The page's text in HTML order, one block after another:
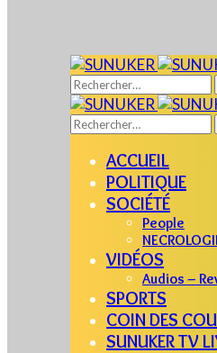
Rechercher :
Rechercher :
ACCUEIL
POLITIQUE
SOCIÉTÉ
People
VIDÉOS
Audios –
SPORTS
COIN DES
SUNUKER TV